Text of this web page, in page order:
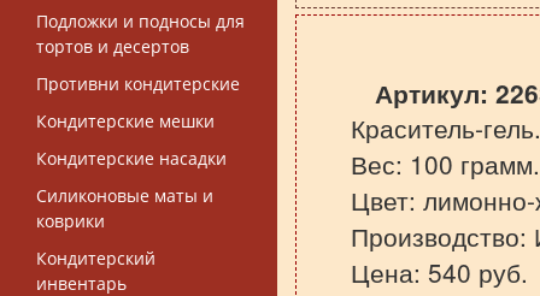
Подложки и подносы для
тортов и десертов
Противни кондитерские
Кондитерские мешки
Кондитерские насадки
Силиконовые маты и
коврики
Кондитерский
инвентарь
Артикул:
Краситель-гель.
Вес: 100 грамм.
Цвет:
Производство:
Цена: 540 руб.